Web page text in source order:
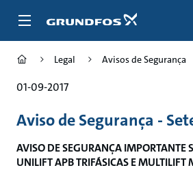
para
Legal Avisos de Segurança
01-09-2017
Aviso de Segurança -
AVISO DE SEGURANÇA IMPORTANTE
UNILIFT APB TRIFÁSICAS E MULTILIFT